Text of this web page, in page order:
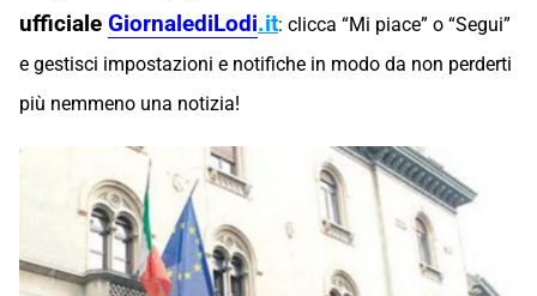
ufficiale GiornalediLodi.it: clicca “Mi piace” o “Segui”
e gestisci impostazioni e notifiche in modo da non perderti
più nemmeno una notizia!